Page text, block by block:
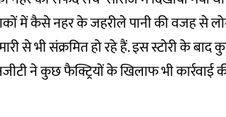
में कैसे नहर के जहरीले पानी की वजह से
से भी संक्रमित हो रहे हैं. इस स्टोरी के
ने कुछ फैक्ट्रियों के खिलाफ भी कार्रवाई